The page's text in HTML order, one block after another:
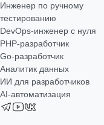
Инженер по ручному
тестированию
DevOps-инженер с нуля
РНР-разработчик
Go-разработчик
Аналитик данных
ИИ для разработчиков
AI-автоматизация